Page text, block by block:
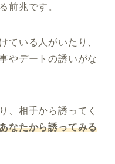
前兆です。
ている人がいたり、
やデートの誘いがな
、相手から誘ってく
なたから誘ってみる